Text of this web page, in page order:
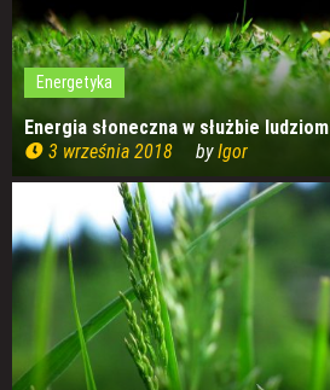
Energetyka
Energia słoneczna w służbie ludziom
3 września 2018
byIgor